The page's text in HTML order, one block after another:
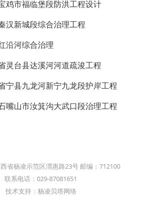
鸡市福临堡段防洪工程设计
汉新城段综合治理工程
沿河综合治理
灵台县达溪河河道疏浚工程
宁县九龙河新宁九龙段护岸工程
嘴山市汝箕沟大武口段治理工程
省杨凌示范区渭惠路23号 邮编：712100
联系电话：029-87081651
技术支持：杨凌贝塔网络